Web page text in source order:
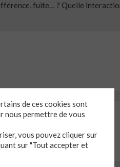
fuite… ? Quelle
de ces cookies sont
nous permettre de vous
vous pouvez cliquer sur
sur "Tout accepter et